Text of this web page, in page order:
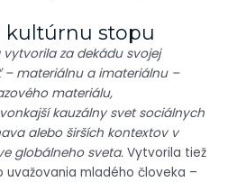
kultúrnu stopu
za dekádu svojej
materiálnu a imateriálnu –
materiálu,
kauzálny svet sociálnych
alebo širších kontextov v
globálneho sveta. Vytvorila tiež
uvažovania mladého človeka –